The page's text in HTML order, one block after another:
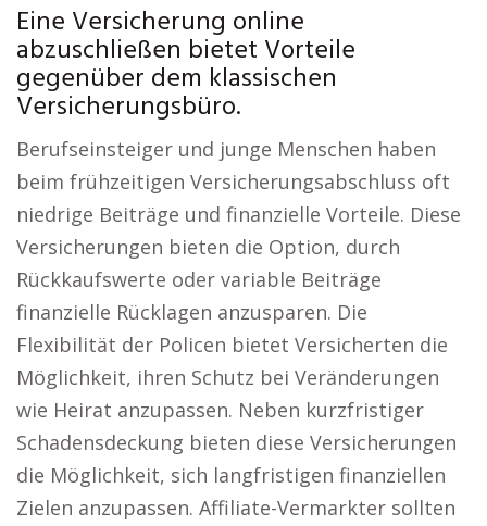
Eine Versicherung online
abzuschließen bietet Vorteile
gegenüber dem klassischen
Versicherungsbüro.
Berufseinsteiger und junge Menschen haben
beim frühzeitigen Versicherungsabschluss oft
niedrige Beiträge und finanzielle Vorteile. Diese
Versicherungen bieten die Option, durch
Rückkaufswerte oder variable Beiträge
finanzielle Rücklagen anzusparen. Die
Flexibilität der Policen bietet Versicherten die
Möglichkeit, ihren Schutz bei Veränderungen
wie Heirat anzupassen. Neben kurzfristiger
Schadensdeckung bieten diese Versicherungen
die Möglichkeit, sich langfristigen finanziellen
Zielen anzupassen. Affiliate-Vermarkter sollten